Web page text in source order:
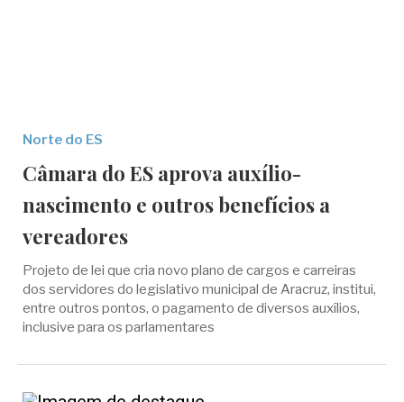
Norte do ES
Câmara do ES aprova auxílio-
nascimento e outros benefícios a
vereadores
Projeto de lei que cria novo plano de cargos e carreiras
dos servidores do legislativo municipal de Aracruz, institui,
entre outros pontos, o pagamento de diversos auxílios,
inclusive para os parlamentares